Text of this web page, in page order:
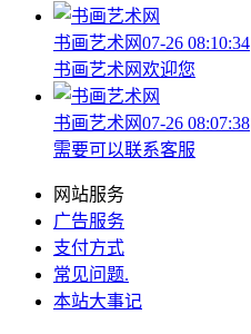
书画艺术网07-26 08:10:34
书画艺术网欢迎您
书画艺术网07-26 08:07:38
需要可以联系客服
网站服务
广告服务
支付方式
常见问题.
本站大事记